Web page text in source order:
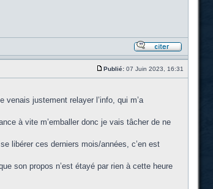
Publié:07 Juin 2023, 16:31
justement relayer l’info, qui m’a
à vite m’emballer donc je vais tâcher de ne
libérer ces derniers mois/années, c’en est
son propos n’est étayé par rien à cette heure